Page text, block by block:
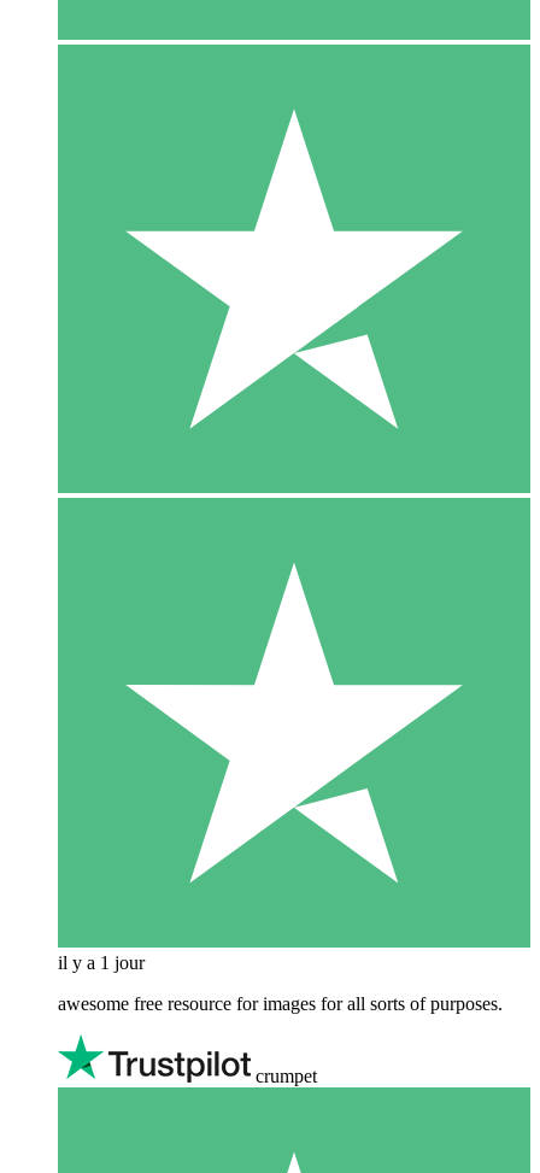
il y a 1 jour
awesome free resource for images for all sorts of purposes.
crumpet